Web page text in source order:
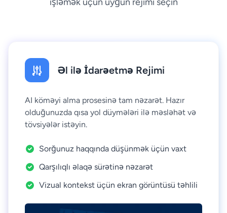
Əl ilə İdarəetmə Rejimi
AI köməyi alma prosesinə tam nəzarət. Hazır
olduğunuzda qısa yol düymələri ilə məsləhət və
tövsiyələr istəyin.
Sorğunuz haqqında düşünmək üçün vaxt
Qarşılıqlı əlaqə sürətinə nəzarət
Vizual kontekst üçün ekran görüntüsü təhlili